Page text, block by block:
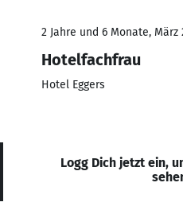
2 Jahre und 6 Monate, März
Hotelfachfrau
Hotel Eggers
Logg Dich jetzt ein,